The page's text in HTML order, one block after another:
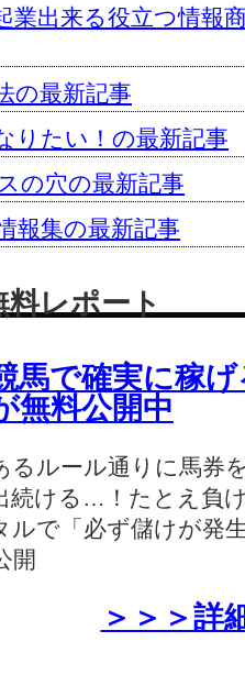
業出来る役立つ情報
の最新記事
りたい！の最新記事
の穴の最新記事
報集の最新記事
料レポート
馬で確実に稼
無料公開中
るルール通りに馬券
続ける…！たとえ負
ルで「必ず儲けが発
開
＞＞＞詳